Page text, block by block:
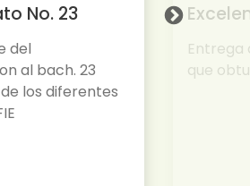
No. 23
del
al bach. 23
los diferentes
Entrega
que